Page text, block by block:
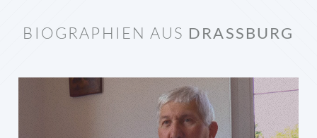
BIOGRAPHIEN AUS DRASSBURG